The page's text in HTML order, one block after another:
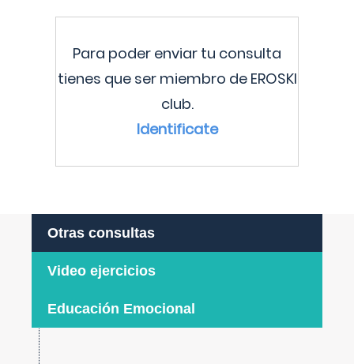
Para poder enviar tu consulta
tienes que ser miembro de EROSKI
club.
Identificate
Otras consultas
Video ejercicios
Educación Emocional